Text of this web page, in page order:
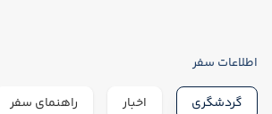
اطلاعات سفر
گردشگری اخبار راهنمای سفر